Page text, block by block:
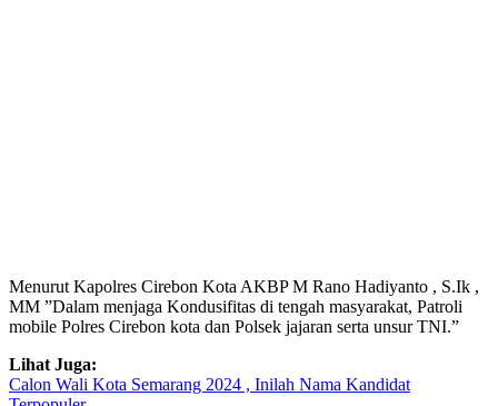
Menurut Kapolres Cirebon Kota AKBP M Rano Hadiyanto , S.Ik ,
MM ”Dalam menjaga Kondusifitas di tengah masyarakat, Patroli
mobile Polres Cirebon kota dan Polsek jajaran serta unsur TNI.”
Lihat Juga:
Calon Wali Kota Semarang 2024 , Inilah Nama Kandidat